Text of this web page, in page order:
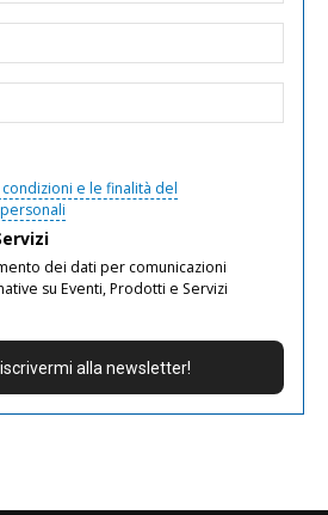
e le finalità del
dei dati per comunicazioni
su Eventi, Prodotti e Servizi